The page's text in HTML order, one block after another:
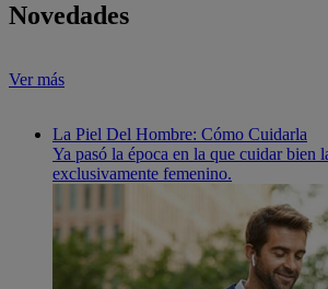
Novedades
Ver más
La Piel Del Hombre: Cómo Cuidarla
Ya pasó la época en la que cuidar bien
exclusivamente femenino.